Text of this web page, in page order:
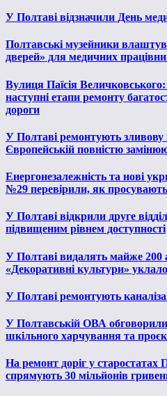
У Полтаві відзначили День
Полтавські музейники
дверей» для медичних
Вулиця Паїсія
наступні етапи ремонту
дороги
У Полтаві ремонтують зливову
Європейській повністю
Енергонезалежність та нові
№29 перевірили, як
У Полтаві відкрили друге
підвищеним рівнем доступності
У Полтаві видалять майже 200
«Декоративні культури»
У Полтаві ремонтують
У Полтавській ОВА
шкільного харчування та
На ремонт доріг у старостатах
спрямують 30 мільйонів